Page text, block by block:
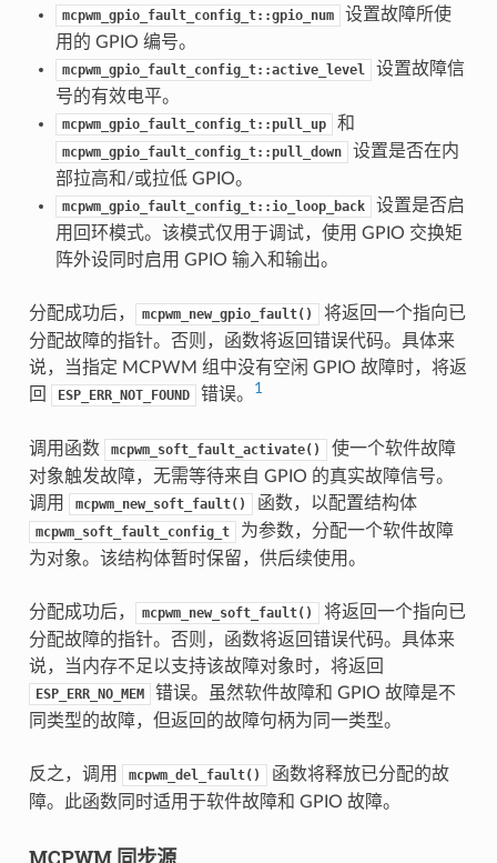
mcpwm_gpio_fault_config_t::gpio_num
设置故障所使
用的 GPIO 编号。
mcpwm_gpio_fault_config_t::active_level
设置故障信
号的有效电平。
mcpwm_gpio_fault_config_t::pull_up 和
mcpwm_gpio_fault_config_t::pull_down
设置是否在内
部拉高和/或拉低 GPIO。
mcpwm_gpio_fault_config_t::io_loop_back
设置是否启
用回环模式。该模式仅用于调试，使用 GPIO 交换矩
阵外设同时启用 GPIO 输入和输出。
分配成功后， mcpwm_new_gpio_fault()
将返回一个指向已
分配故障的指针。否则，函数将返回错误代码。具体来
说，当指定 MCPWM 组中没有空闲 GPIO 故障时，将返
回
ESP_ERR_NOT_FOUND 错误。 1
调用函数 mcpwm_soft_fault_activate()
使一个软件故障
对象触发故障，无需等待来自 GPIO 的真实故障信号。
调用
mcpwm_new_soft_fault() 函数，以配置结构体
mcpwm_soft_fault_config_t
为参数，分配一个软件故障
为对象。该结构体暂时保留，供后续使用。
分配成功后， mcpwm_new_soft_fault()
将返回一个指向已
分配故障的指针。否则，函数将返回错误代码。具体来
说，当内存不足以支持该故障对象时，将返回
ESP_ERR_NO_MEM
错误。虽然软件故障和 GPIO 故障是不
同类型的故障，但返回的故障句柄为同一类型。
反之，调用 mcpwm_del_fault()
函数将释放已分配的故
障。此函数同时适用于软件故障和 GPIO 故障。
MCPWM 同步源